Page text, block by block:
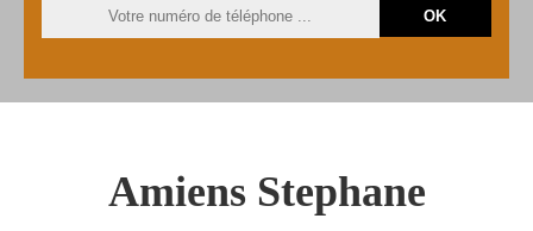
Amiens Stephane